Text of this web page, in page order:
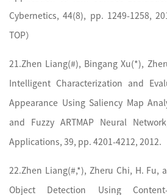
Cybernetics, 44(8), pp. 1249-1258,
TOP）
21. Zhen Liang(#), Bingang Xu(*),
Intelligent Characterization and
Appearance Using Saliency Map
and Fuzzy ARTMAP Neural
Applications, 39, pp. 4201-4212, 2012.
22. Zhen Liang(#,*), Zheru Chi, H. Fu,
Object Detection Using Content-